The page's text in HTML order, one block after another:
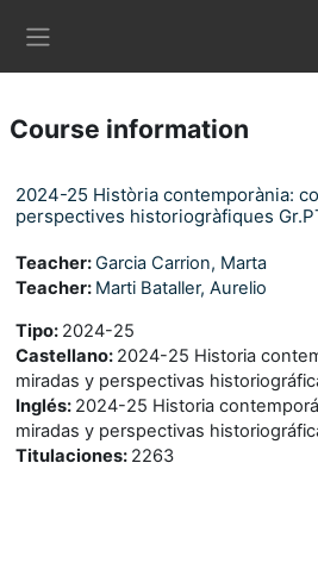
Course information
2024-25 Història contemporània:
perspectives historiogràfiques
Teacher:Garcia Carrion, Marta
Teacher: Marti Bataller, Aurelio
Tipo: 2024-25
Castellano: 2024-25 Historia
miradas y perspectivas
Inglés: 2024-25 Historia
miradas y perspectivas
Titulaciones: 2263